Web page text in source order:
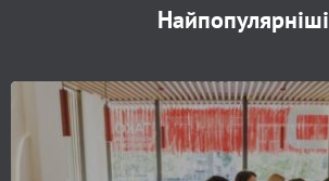
Найпопулярніші